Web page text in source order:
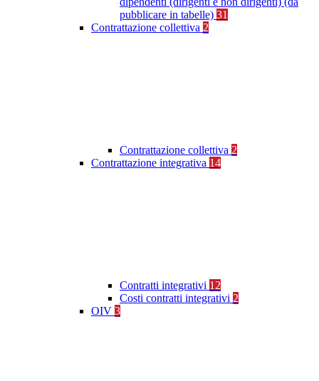
pubblicare in tabelle) 31
Contrattazione collettiva 2
Contrattazione collettiva 2
Contrattazione integrativa 14
Contratti integrativi 12
Costi contratti integrativi 2
OIV 3